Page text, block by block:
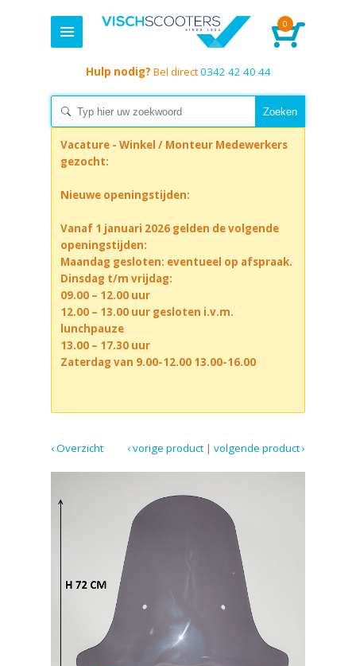
0
Hulp nodig? Bel direct0342 42 40 44
Vacature - Winkel / Monteur Medewerkers
gezocht:
Nieuwe openingstijden:
Vanaf 1 januari 2026 gelden de volgende
openingstijden:
Maandag gesloten: eventueel op afspraak.
Dinsdag t/m vrijdag:
09.00 – 12.00 uur
12.00 – 13.00 uur gesloten i.v.m.
lunchpauze
13.00 – 17.30 uur
Zaterdag van 9.00-12.00 13.00-16.00
‹ Overzicht volgende product ›
|
‹ vorige product